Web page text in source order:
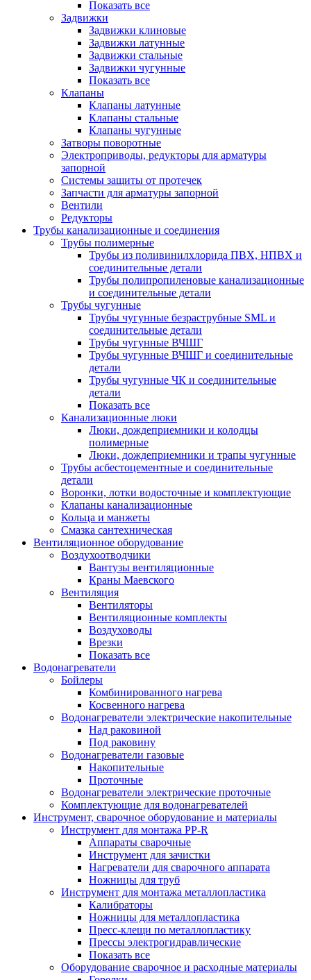
Показать все
Задвижки
Задвижки клиновые
Задвижки латунные
Задвижки стальные
Задвижки чугунные
Показать все
Клапаны
Клапаны латунные
Клапаны стальные
Клапаны чугунные
Затворы поворотные
Электроприводы, редукторы для арматуры
запорной
Системы защиты от протечек
Запчасти для арматуры запорной
Вентили
Редукторы
Трубы канализационные и соединения
Трубы полимерные
Трубы из поливинилхлорида ПВХ, НПВХ и
соединительные детали
Трубы полипропиленовые канализационные
и соединительные детали
Трубы чугунные
Трубы чугунные безраструбные SML и
соединительные детали
Трубы чугунные ВЧШГ
Трубы чугунные ВЧШГ и соединительные
детали
Трубы чугунные ЧК и соединительные
детали
Показать все
Канализационные люки
Люки, дождеприемники и колодцы
полимерные
Люки, дождеприемники и трапы чугунные
Трубы асбестоцементные и соединительные
детали
Воронки, лотки водосточные и комплектующие
Клапаны канализационные
Кольца и манжеты
Смазка сантехническая
Вентиляционное оборудование
Воздухоотводчики
Вантузы вентиляционные
Краны Маевского
Вентиляция
Вентиляторы
Вентиляционные комплекты
Воздуховоды
Врезки
Показать все
Водонагреватели
Бойлеры
Комбинированного нагрева
Косвенного нагрева
Водонагреватели электрические накопительные
Над раковиной
Под раковину
Водонагреватели газовые
Накопительные
Проточные
Водонагреватели электрические проточные
Комплектующие для водонагревателей
Инструмент, сварочное оборудование и материалы
Инструмент для монтажа PP-R
Аппараты сварочные
Инструмент для зачистки
Нагреватели для сварочного аппарата
Ножницы для труб
Инструмент для монтажа металлопластика
Калибраторы
Ножницы для металлопластика
Пресс-клещи по металлопластику
Прессы электрогидравлические
Показать все
Оборудование сварочное и расходные материалы